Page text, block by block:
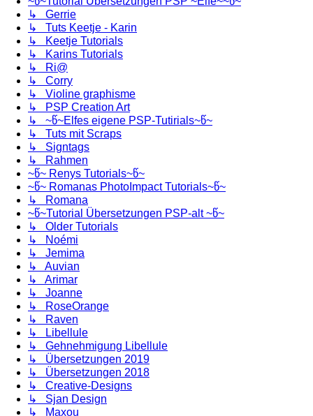
↳ Gerrie
↳ Tuts Keetje - Karin
↳ Keetje Tutorials
↳ Karins Tutorials
↳ Ri@
↳ Corry
↳ Violine graphisme
↳ PSP Creation Art
↳ ~წ~Elfes eigene PSP-Tutirials~წ~
↳ Tuts mit Scraps
↳ Signtags
↳ Rahmen
~წ~ Renys Tutorials~წ~
~წ~ Romanas PhotoImpact Tutorials~წ~
↳ Romana
~წ~Tutorial Übersetzungen PSP-alt ~წ~
↳ Older Tutorials
↳ Noémi
↳ Jemima
↳ Auvian
↳ Arimar
↳ Joanne
↳ RoseOrange
↳ Raven
↳ Libellule
↳ Gehnehmigung Libellule
↳ Übersetzungen 2019
↳ Übersetzungen 2018
↳ Creative-Designs
↳ Sjan Design
↳ Maxou